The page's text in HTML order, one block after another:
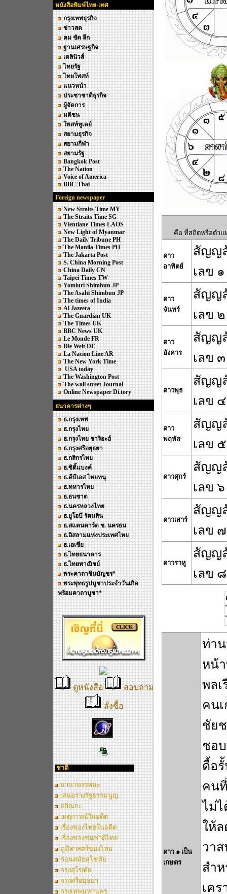
หนังสือพิมพ์ไทย-เทศ
กรุงเทพธุรกิจ
ข่าวสด
คม ชัด ลึก
ฐานเศรษฐกิจ
เดลินิวส์
ไทยรัฐ
ไทยโพสท์
แนวหน้า
ประชาชาติธุรกิจ
ผู้จัดการ
มติชน
โพสท์ทูเดย์
สยามธุรกิจ
สยามกีฬา
สยามรัฐ
Bangkok Post
The Nation
Voice of America
BBC Thai
Foreign newspaper
New Straits Time MY
The Straits Time SG
Vientiane Times LAOS
New Light of Myanmar
The Daily Tribune PH
The Manila Times PH
The Jakarta Post
S. China Morning Post
China Daily CN
Taipei Times TW
Yomiuri Shimbun JP
The Asahi Shimbun JP
The times of India
Al Jazeera
The Guardian UK
The Times UK
BBC News UK
Le Monde FR
Die Welt DE
La Nacion Line AR
The New York Time
USA today
The Washington Post
The wall street Journal
Online Newspaper Di.tory
ธนาคารต่างๆ
ธ.กรุงเทพ
ธ.กรุงไทย
ธ.กรุงไทย ชาริอะฮ์
ธ.กรุงศรีอยุธยา
ธ.กสิกรไทย
ธ.ซิติ้แบงค์
ธ.ดีบีเอส ไทยทนุ
ธ.ทหารไทย
ธ.ธนชาต
ธ.นครหลวงไทย
ธ.ยูโอบี รัตนสิน
ธ.สแตนดาร์ด ช. นครธน
ธ.อิสลามแห่งประเทศไทย
ธ.เอเซีย
ธ.ไทยธนาคาร
ธ.ไทยพาณิชย์
พระคาถาชินบัญชร*
พระพุทธรูปบูชาประจำวันเกิด
พร้อมคาถาบูชา*
ดูหนังสือ สอบถาม
สั่งซื้อ
ชาติ
นานาทรรศนะ
เสนอร่างรัฐธรรมนูญ
ปกิณกะ
เหตุการณ์ในอดีต
เรื่องของไทยในอดีต
เรื่องของชนชาติไทย
ภูมิศาสตร์ของไทย
ก่อนสมัยสุโขทัย
กรุงสุโขทัย
กรุงศรีอยุธยา
กรุงเทพมหานคร
คือ ที่สถิตหรือตำแ
ดาว
อาทิตย์
สัญญ
เลข ๑
ดาว
จันทร์
สัญญ
เลข ๒
ดาว
อังคาร
สัญญ
เลข ๓
ดาวพุธ
สัญญ
เลข ๔
ดาว
พฤหัส
สัญญ
เลข ๕
ดาวศุกร์
สัญญ
เลข ๖
ดาวเสาร์
สัญญ
เลข ๗
ดาวราหู
สัญญ
เลข ๘
ดาว ๑ เป็น
เกษตร
ท่า
หน้
พล
คน
ชัย
ชอ
ดื้อ
คน
ไม่
ให้
วา
สำ
เค